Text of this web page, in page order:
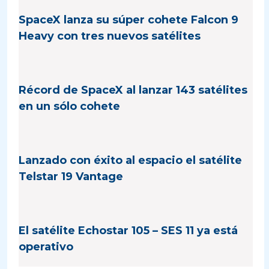
SpaceX lanza su súper cohete Falcon 9
Heavy con tres nuevos satélites
Récord de SpaceX al lanzar 143 satélites
en un sólo cohete
Lanzado con éxito al espacio el satélite
Telstar 19 Vantage
El satélite Echostar 105 – SES 11 ya está
operativo